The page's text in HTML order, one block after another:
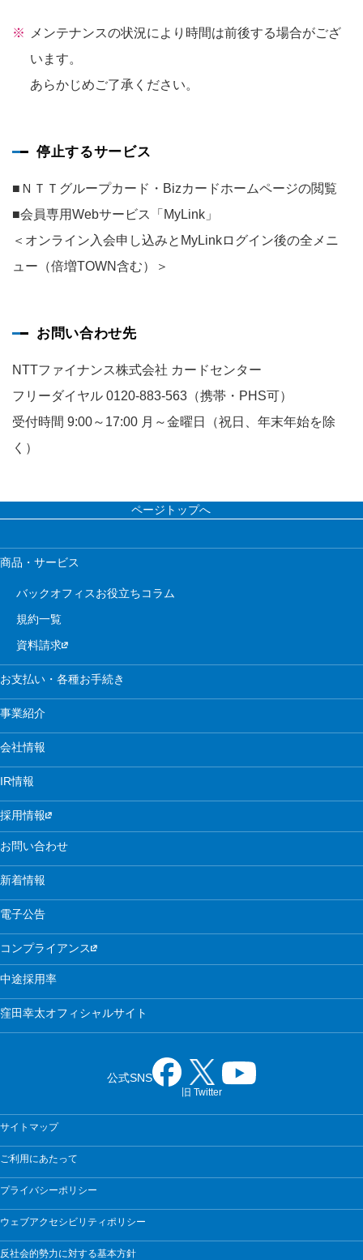
メンテナンスの状況により時間は前後する場合がござ
います。
あらかじめご了承ください。
停止するサービス
■ＮＴＴグループカード・Bizカードホームページの閲覧
■会員専用Webサービス「MyLink」
＜オンライン入会申し込みとMyLinkログイン後の全メニ
ュー（倍増TOWN含む）＞
お問い合わせ先
NTTファイナンス株式会社 カードセンター
フリーダイヤル 0120-883-563（携帯・PHS可）
受付時間 9:00～17:00 月～金曜日（祝日、年末年始を除
く）
ページトップへ
商品・サービス
バックオフィスお役立ちコラム
規約一覧
資料請求
お支払い・各種お手続き
事業紹介
会社情報
IR情報
採用情報
お問い合わせ
新着情報
電子公告
コンプライアンス
中途採用率
窪田幸太オフィシャルサイト
公式SNS
旧 Twitter
サイトマップ
ご利用にあたって
プライバシーポリシー
ウェブアクセシビリティポリシー
反社会的勢力に対する基本方針